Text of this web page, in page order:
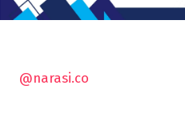
@narasi.co